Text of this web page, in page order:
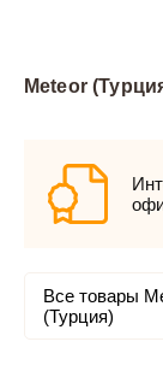
Meteor
Все товары
(Турция)